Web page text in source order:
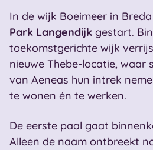
In de wijk Boeimeer in
Park Langendijk gestart.
toekomstgerichte wijk
nieuwe Thebe-locatie, waar
van Aeneas hun intrek
te wonen én te werken.
De eerste paal gaat
Alleen de naam ontbreekt